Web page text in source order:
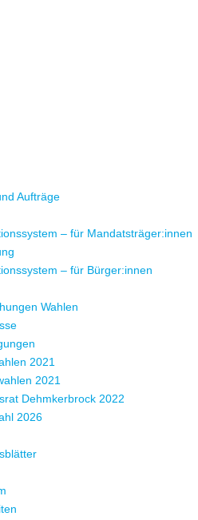
Aufträge
– für Mandatsträger:innen
– für Bürger:innen
Wahlen
2021
2021
Dehmkerbrock 2022
2026